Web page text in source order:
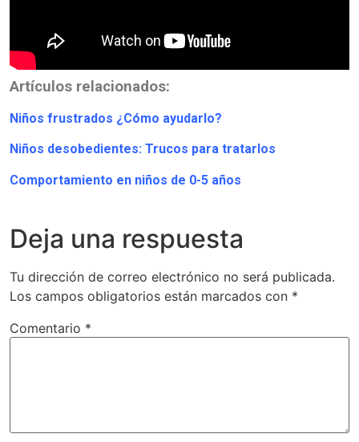
Artículos relacionados:
Niños frustrados ¿Cómo ayudarlo?
Niños desobedientes: Trucos para tratarlos
Comportamiento en niños de 0-5 años
Deja una respuesta
Tu dirección de correo electrónico no será publicada.
Los campos obligatorios están marcados con *
Comentario *